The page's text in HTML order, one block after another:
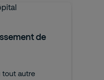
de
tout autre